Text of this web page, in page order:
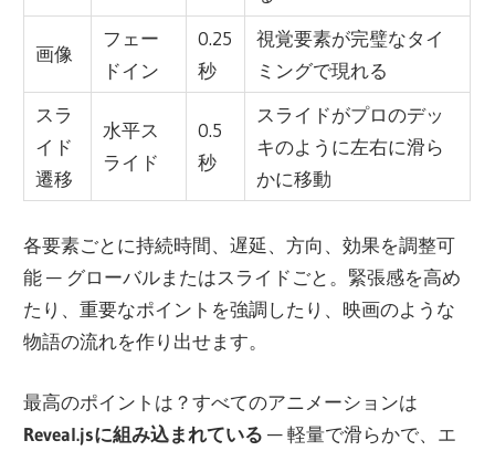
画像
フェー
ドイン
0.25
秒
視覚要素が完璧なタイ
ミングで現れる
スラ
イド
遷移
水平ス
ライド
0.5
秒
スライドがプロのデッ
キのように左右に滑ら
かに移動
各要素ごとに持続時間、遅延、方向、効果を調整可
能 — グローバルまたはスライドごと。緊張感を高め
たり、重要なポイントを強調したり、映画のような
物語の流れを作り出せます。
最高のポイントは？すべてのアニメーションは
Reveal.jsに組み込まれている — 軽量で滑らかで、エ